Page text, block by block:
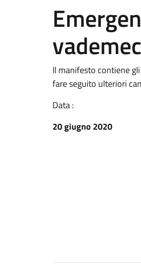
Il manifesto contiene
fare seguito ulteriori
Data :
20 giugno 2020